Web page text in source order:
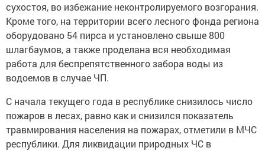
сухостоя, во избежание неконтролируемого возгорания.
Кроме того, на территории всего лесного фонда региона
оборудовано 54 пирса и установлено свыше 800
шлагбаумов, а также проделана вся необходимая
работа для беспрепятственного забора воды из
водоемов в случае ЧП.
С начала текущего года в республике снизилось число
пожаров в лесах, равно как и снизился показатель
травмирования населения на пожарах, отметили в МЧС
республики. Для ликвидации природных ЧС в